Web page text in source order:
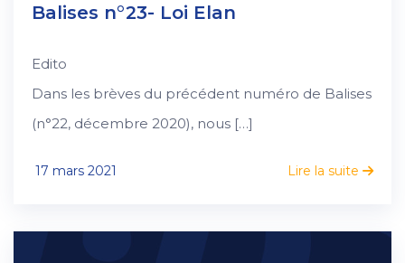
Balises n°23- Loi Elan
Edito
Dans les brèves du précédent numéro de Balises
(n°22, décembre 2020), nous […]
17 mars 2021 Lire la suite